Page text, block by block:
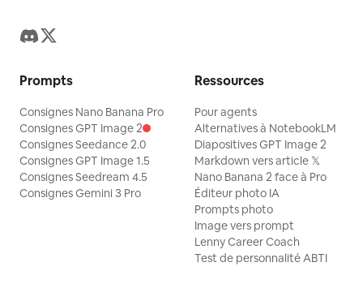
Prompts
Consignes Nano Banana Pro
Consignes GPT Image 2
Consignes Seedance 2.0
Consignes GPT Image 1.5
Consignes Seedream 4.5
Consignes Gemini 3 Pro
Ressources
Pour agents
Alternatives à NotebookLM
Diapositives GPT Image 2
Markdown vers article 𝕏
Nano Banana 2 face à Pro
Éditeur photo IA
Prompts photo
Image vers prompt
Lenny Career Coach
Test de personnalité ABTI